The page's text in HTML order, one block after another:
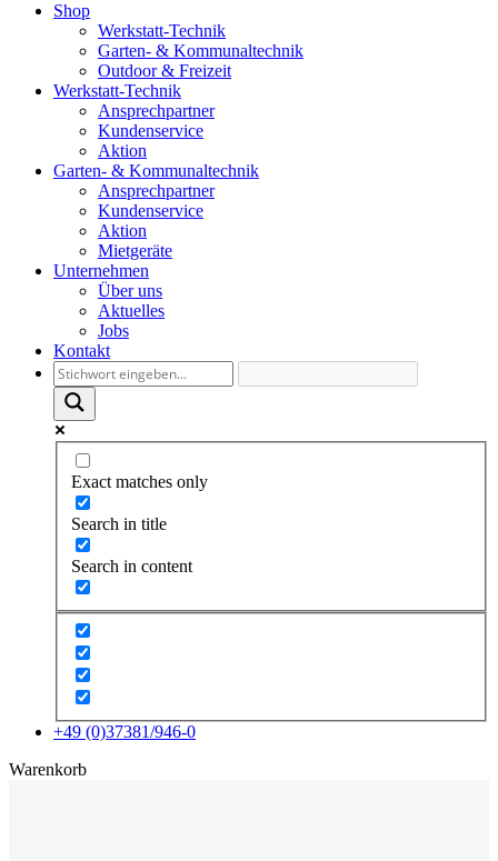
Shop
Werkstatt-Technik
Garten- & Kommunaltechnik
Outdoor & Freizeit
Werkstatt-Technik
Ansprechpartner
Kundenservice
Aktion
Garten- & Kommunaltechnik
Ansprechpartner
Kundenservice
Aktion
Mietgeräte
Unternehmen
Über uns
Aktuelles
Jobs
Kontakt
Exact matches only
Search in title
Search in content
+49 (0)37381/946-0
Warenkorbx